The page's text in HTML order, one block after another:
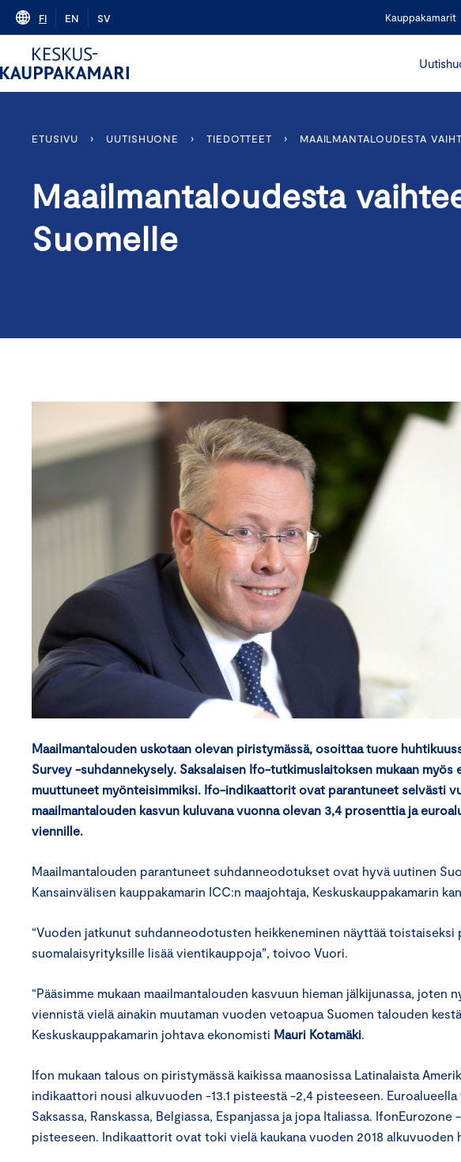
Skip
content
FI EN SV Kauppakamarit
ETUSIVU › UUTISHUONE › TIEDOTTEET › MAAILMANTALOUDESTA
Maailmantaloudesta
Suomelle
Maailmantalouden uskotaan olevan piristymässä, osoittaa tuore
Survey -suhdannekysely. Saksalaisen Ifo-tutkimuslaitoksen mukaan
muuttuneet myönteisimmiksi. Ifo-indikaattorit ovat parantuneet selvästi
maailmantalouden kasvun kuluvana vuonna olevan 3,4 prosenttia ja
viennille.
Maailmantalouden parantuneet suhdanneodotukset ovat hyvä uutinen
Kansainvälisen kauppakamarin ICC:n maajohtaja, Keskuskauppakamarin
“Vuoden jatkunut suhdanneodotusten heikkeneminen näyttää toistaiseksi
suomalaisyrityksille lisää vientikauppoja” toivoo Vuori.
“Pääsimme mukaan maailmantalouden kasvuun hieman jälkijunassa, joten
viennistä vielä ainakin muutaman vuoden vetoapua Suomen talouden
Keskuskauppakamarin johtava ekonomisti Mauri Kotamäki
Ifon mukaan talous on piristymässä kaikissa maanosissa Latinalaista
indikaattori nousi alkuvuoden -13.1 pisteestä -2,4 pisteeseen.
Saksassa, Ranskassa, Belgiassa, Espanjassa ja jopa Italiassa.
pisteeseen. Indikaattorit ovat toki vielä kaukana vuoden 2018 alkuvuoden